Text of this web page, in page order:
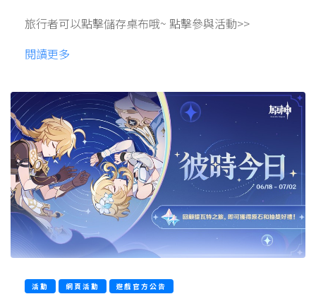
旅行者可以點擊儲存桌布哦~ 點擊參與活動>>
閱讀更多
活動 網頁活動 遊戲官方公告